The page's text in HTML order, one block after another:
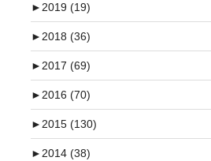
►2019 (19)
►2018 (36)
►2017 (69)
►2016 (70)
►2015 (130)
►2014 (38)